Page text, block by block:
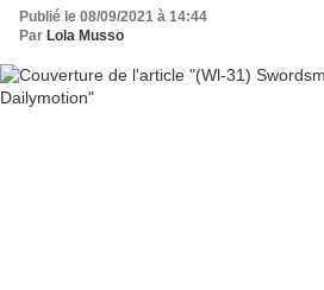
Publié le 08/09/2021 à 14:44
Par Lola Musso